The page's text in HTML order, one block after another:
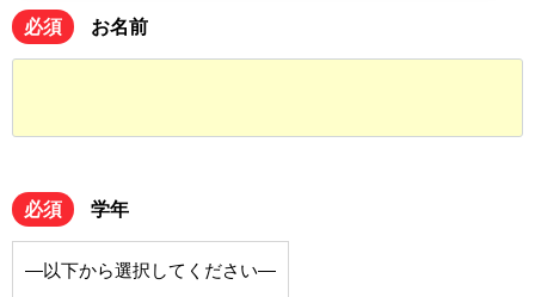
必須 お名前
必須 学年